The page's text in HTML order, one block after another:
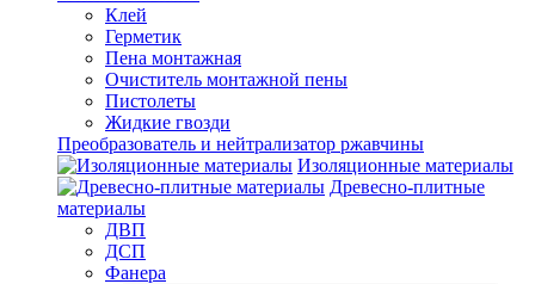
Клей
Герметик
Пена монтажная
Очиститель монтажной пены
Пистолеты
Жидкие гвозди
Преобразователь и нейтрализатор ржавчины
Изоляционные материалы
Древесно-плитные
материалы
ДВП
ДСП
Фанера